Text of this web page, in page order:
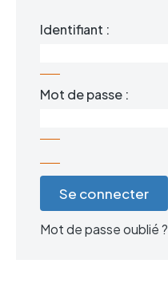
Identifiant :
Mot de passe :
Mot de passe oublié ?